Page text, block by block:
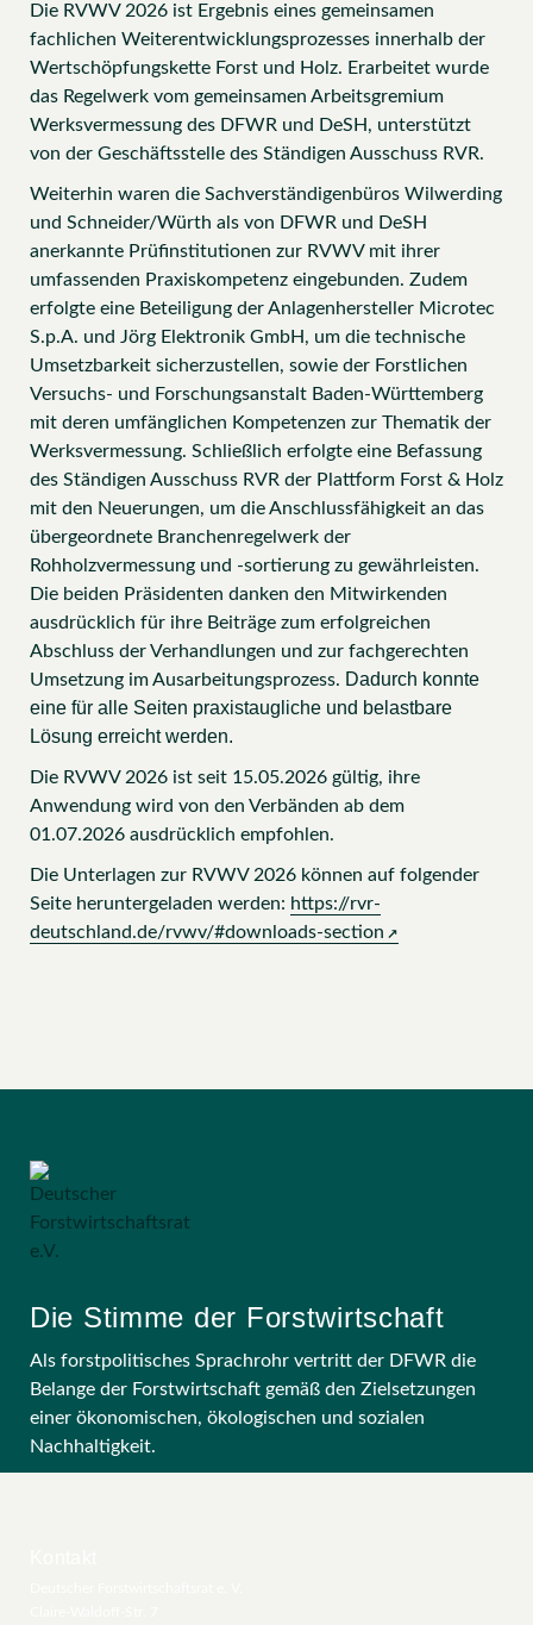
Die RVWV 2026 ist Ergebnis eines gemeinsamen
fachlichen Weiterentwicklungsprozesses innerhalb der
Wertschöpfungskette Forst und Holz. Erarbeitet wurde
das Regelwerk vom gemeinsamen Arbeitsgremium
Werksvermessung des DFWR und DeSH, unterstützt
von der Geschäftsstelle des Ständigen Ausschuss RVR.
Weiterhin waren die Sachverständigenbüros Wilwerding
und Schneider/Würth als von DFWR und DeSH
anerkannte Prüfinstitutionen zur RVWV mit ihrer
umfassenden Praxiskompetenz eingebunden. Zudem
erfolgte eine Beteiligung der Anlagenhersteller Microtec
S.p.A. und Jörg Elektronik GmbH, um die technische
Umsetzbarkeit sicherzustellen, sowie der Forstlichen
Versuchs- und Forschungsanstalt Baden-Württemberg
mit deren umfänglichen Kompetenzen zur Thematik der
Werksvermessung. Schließlich erfolgte eine Befassung
des Ständigen Ausschuss RVR der Plattform Forst & Holz
mit den Neuerungen, um die Anschlussfähigkeit an das
übergeordnete Branchenregelwerk der
Rohholzvermessung und -sortierung zu gewährleisten.
Die beiden Präsidenten danken den Mitwirkenden
ausdrücklich für ihre Beiträge zum erfolgreichen
Abschluss der Verhandlungen und zur fachgerechten
Umsetzung im Ausarbeitungsprozess. Dadurch konnte
eine für alle Seiten praxistaugliche und belastbare
Lösung erreicht werden.
Die RVWV 2026 ist seit 15.05.2026 gültig, ihre
Anwendung wird von den Verbänden ab dem
01.07.2026 ausdrücklich empfohlen.
Die Unterlagen zur RVWV 2026 können auf folgender
Seite heruntergeladen werden: https://rvr-
deutschland.de/rvwv/#downloads-section
Die Stimme der Forstwirtschaft
Als forstpolitisches Sprachrohr vertritt der DFWR die
Belange der Forstwirtschaft gemäß den Zielsetzungen
einer ökonomischen, ökologischen und sozialen
Nachhaltigkeit.